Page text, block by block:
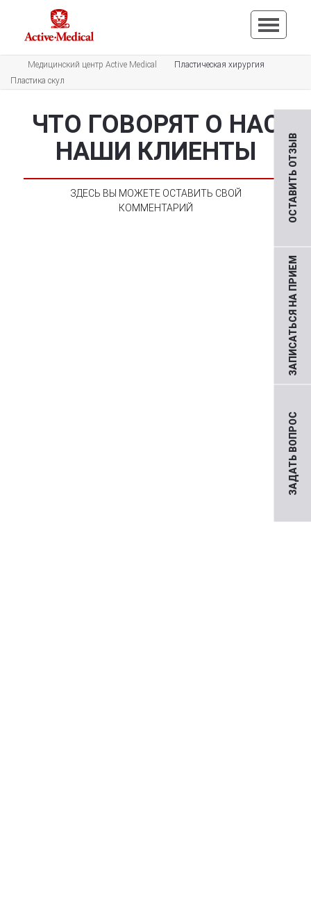
ЗАДАТЬ ВОПРОС
ЗАПИСАТЬСЯ НА ПРИЕМ
ОСТАВИТЬ ОТЗЫВ
Медицинский центр Active Medical
Пластическая хирургия
Пластика скул
ЧТО ГОВОРЯТ О НАС
НАШИ КЛИЕНТЫ
ЗДЕСЬ ВЫ МОЖЕТЕ ОСТАВИТЬ СВОЙ
КОММЕНТАРИЙ